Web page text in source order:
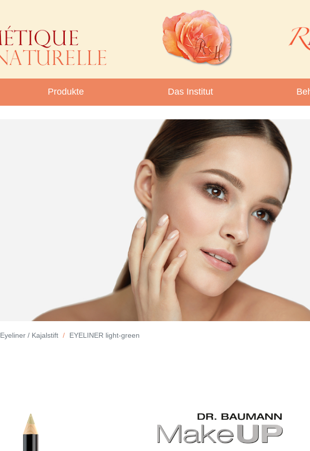
Produkte Das Institut
Eyeliner / Kajalstift EYELINER light-green